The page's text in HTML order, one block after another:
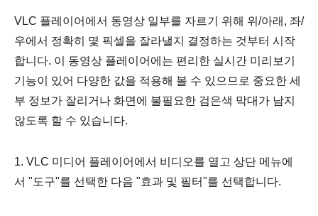
VLC 플레이어에서 동영상 일부를 자르기 위해 위/아래, 좌/
우에서 정확히 몇 픽셀을 잘라낼지 결정하는 것부터 시작
합니다. 이 동영상 플레이어에는 편리한 실시간 미리보기
기능이 있어 다양한 값을 적용해 볼 수 있으므로 중요한 세
부 정보가 잘리거나 화면에 불필요한 검은색 막대가 남지
않도록 할 수 있습니다.
1. VLC 미디어 플레이어에서 비디오를 열고 상단 메뉴에
서 "도구"를 선택한 다음 "효과 및 필터"를 선택합니다.